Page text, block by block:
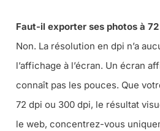
Faut-il exporter ses photos à
Non. La résolution en dpi n’a
l’affichage à l’écran. Un écran
connaît pas les pouces. Que
72 dpi ou 300 dpi, le résultat
le web, concentrez-vous